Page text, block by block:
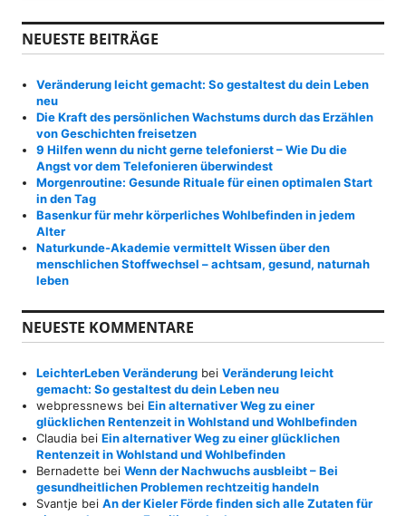
h
e
n
c
:
NEUESTE BEITRÄGE
Veränderung leicht gemacht: So gestaltest du dein Leben
neu
Die Kraft des persönlichen Wachstums durch das Erzählen
von Geschichten freisetzen
9 Hilfen wenn du nicht gerne telefonierst – Wie Du die
Angst vor dem Telefonieren überwindest
Morgenroutine: Gesunde Rituale für einen optimalen Start
in den Tag
Basenkur für mehr körperliches Wohlbefinden in jedem
Alter
Naturkunde-Akademie vermittelt Wissen über den
menschlichen Stoffwechsel – achtsam, gesund, naturnah
leben
NEUESTE KOMMENTARE
LeichterLeben Veränderung beiVeränderung leicht
gemacht: So gestaltest du dein Leben neu
webpressnews beiEin alternativer Weg zu einer
glücklichen Rentenzeit in Wohlstand und Wohlbefinden
Claudia beiEin alternativer Weg zu einer glücklichen
Rentenzeit in Wohlstand und Wohlbefinden
Bernadette beiWenn der Nachwuchs ausbleibt – Bei
gesundheitlichen Problemen rechtzeitig handeln
Svantje beiAn der Kieler Förde finden sich alle Zutaten für